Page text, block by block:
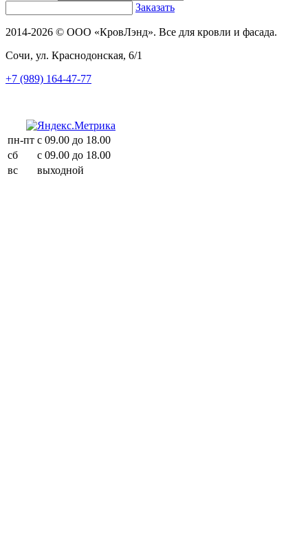
Заказать
2014-2026 © ООО «КровЛэнд». Все для кровли и фасада.
Сочи, ул. Краснодонская, 6/1
+7 (989) 164-47-77
пн-пт с 09.00 до 18.00
сб
с 09.00 до 18.00
вс
выходной